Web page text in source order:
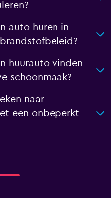
auto huren in
huurauto vinden
schoonmaak?
naar
een onbeperkt